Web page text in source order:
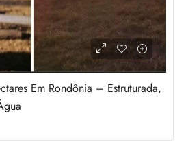
Em Rondônia – Estruturada,